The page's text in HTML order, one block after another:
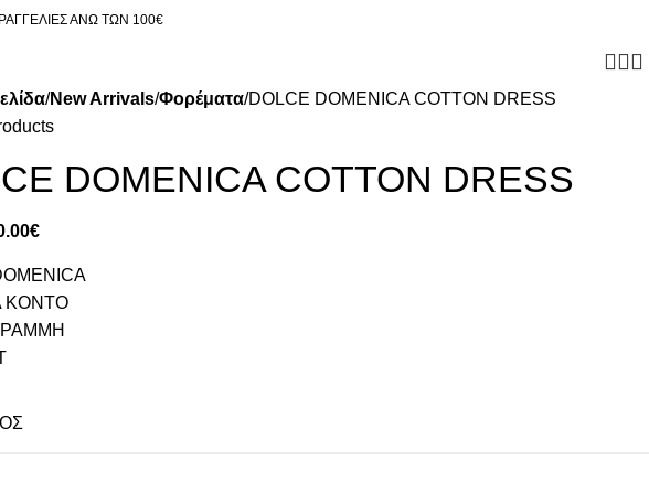
ΑΝΩ ΤΩΝ 100€
New Arrivals Φορέματα DOLCE DOMENICA COTTON DRESS
DOMENICA COTTON DRESS
€
ΚΟΝΤΟ